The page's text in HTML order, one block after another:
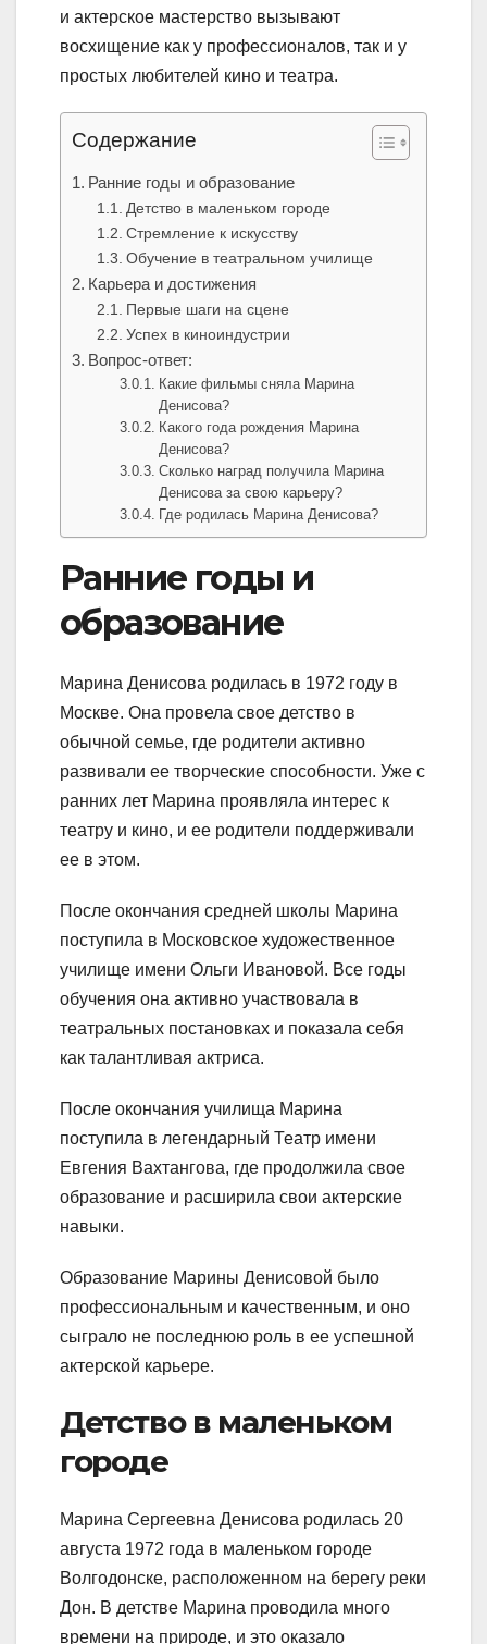
и актерское мастерство вызывают
восхищение как у профессионалов, так и у
простых любителей кино и театра.
Содержание
Ранние годы и образование
Детство в маленьком городе
Стремление к искусству
Обучение в театральном училище
Карьера и достижения
Первые шаги на сцене
Успех в киноиндустрии
Вопрос-ответ:
Какие фильмы сняла Марина
Денисова?
Какого года рождения Марина
Денисова?
Сколько наград получила Марина
Денисова за свою карьеру?
Где родилась Марина Денисова?
Ранние годы и
образование
Марина Денисова родилась в 1972 году в
Москве. Она провела свое детство в
обычной семье, где родители активно
развивали ее творческие способности. Уже с
ранних лет Марина проявляла интерес к
театру и кино, и ее родители поддерживали
ее в этом.
После окончания средней школы Марина
поступила в Московское художественное
училище имени Ольги Ивановой. Все годы
обучения она активно участвовала в
театральных постановках и показала себя
как талантливая актриса.
После окончания училища Марина
поступила в легендарный Театр имени
Евгения Вахтангова, где продолжила свое
образование и расширила свои актерские
навыки.
Образование Марины Денисовой было
профессиональным и качественным, и оно
сыграло не последнюю роль в ее успешной
актерской карьере.
Детство в маленьком
городе
Марина Сергеевна Денисова родилась 20
августа 1972 года в маленьком городе
Волгодонске, расположенном на берегу реки
Дон. В детстве Марина проводила много
времени на природе, и это оказало